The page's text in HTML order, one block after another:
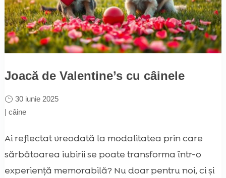
Joacă de Valentine’s cu câinele
30 iunie 2025
| câine
Ai reflectat vreodată la modalitatea prin care
sărbătoarea iubirii se poate transforma într-o
experiență memorabilă? Nu doar pentru noi, ci și